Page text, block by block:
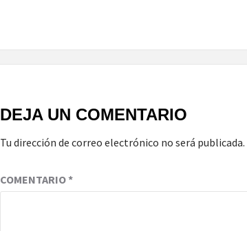
DEJA UN COMENTARIO
Tu dirección de correo electrónico no será publicada.
COMENTARIO*